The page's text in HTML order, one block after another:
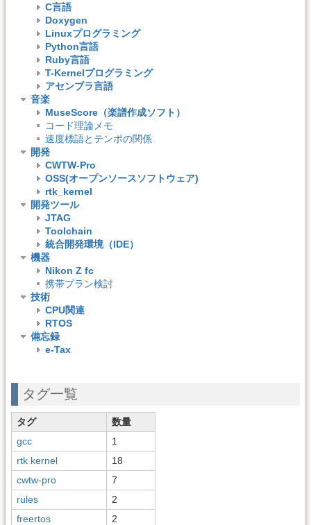
C言語
Doxygen
Linuxプログラミング
Python言語
Ruby言語
T-Kernelプログラミング
アセンブラ言語
音楽
MuseScore（楽譜作成ソフト）
コード理論メモ
速度標語とテンポの関係
開発
CWTW-Pro
OSS(オープンソースソフトウェア)
rtk_kernel
開発ツール
JTAG
Toolchain
統合開発環境（IDE）
機器
Nikon Z fc
携帯プラン検討
技術
CPU関連
RTOS
備忘録
e-Tax
タグ一覧
タグ
数量
gcc
1
rtk kernel
18
cwtw-pro
7
rules
2
freertos
2